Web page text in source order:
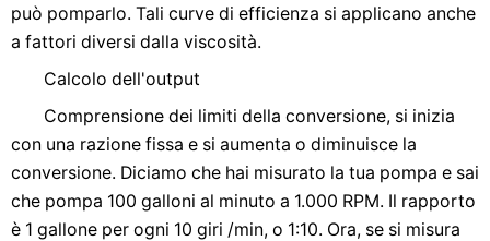
può pomparlo. Tali curve di efficienza si applicano anche
a fattori diversi dalla viscosità.
Calcolo dell'output
Comprensione dei limiti della conversione, si inizia
con una razione fissa e si aumenta o diminuisce la
conversione. Diciamo che hai misurato la tua pompa e sai
che pompa 100 galloni al minuto a 1.000 RPM. Il rapporto
è 1 gallone per ogni 10 giri /min, o 1:10. Ora, se si misura